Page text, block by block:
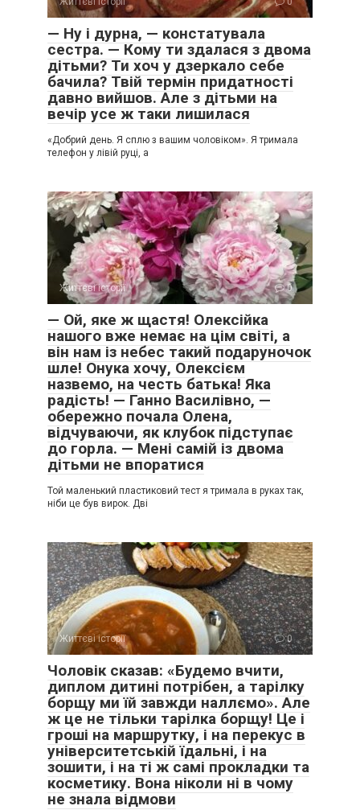
— Ну і дурна, — констатувала
сестра. — Кому ти здалася з двома
дітьми? Ти хоч у дзеркало себе
бачила? Твій термін придатності
давно вийшов. Але з дітьми на
вечір усе ж таки лишилася
«Добрий день. Я сплю з вашим чоловіком». Я тримала
телефон у лівій руці, а
Життєві історії 0
— Ой, яке ж щастя! Олексійка
нашого вже немає на цім світі, а
він нам із небес такий подаруночок
шле! Онука хочу, Олексієм
назвемо, на честь батька! Яка
радість! — Ганно Василівно, —
обережно почала Олена,
відчуваючи, як клубок підступає
до горла. — Мені самій із двома
дітьми не впоратися
Той маленький пластиковий тест я тримала в руках так,
ніби це був вирок. Дві
Життєві історії 0
Чоловік сказав: «Будемо вчити,
диплом дитині потрібен, а тарілку
борщу ми їй завжди наллємо». Але
ж це не тільки тарілка борщу! Це і
гроші на маршрутку, і на перекус в
університетській їдальні, і на
зошити, і на ті ж самі прокладки та
косметику. Вона ніколи ні в чому
не знала відмови